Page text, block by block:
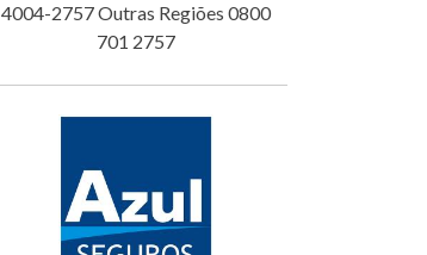
4004-2757 Outras Regiões 0800
701 2757